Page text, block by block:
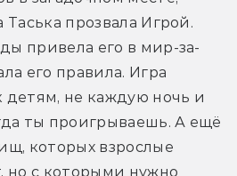
Таська прозвала Игрой.
привела его в мир-за-
его правила. Игра
детям, не каждую ночь и
ты проигрываешь. А ещё
которых взрослые
но с которыми нужно